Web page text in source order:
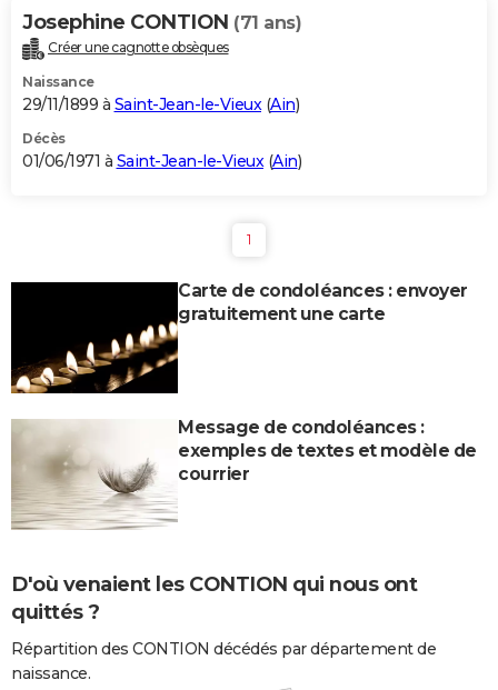
Josephine CONTION (71 ans)
Créer une cagnotte obsèques
Naissance
29/11/1899 à Saint-Jean-le-Vieux(Ain)
Décès
01/06/1971 à Saint-Jean-le-Vieux(Ain)
1
Carte de condoléances : envoyer
gratuitement une carte
Message de condoléances :
exemples de textes et modèle de
courrier
D'où venaient les CONTION qui nous ont
quittés ?
Répartition des CONTION décédés par département de
naissance.